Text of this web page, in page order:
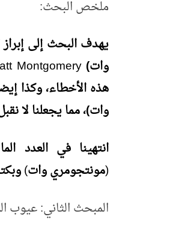
ملخص البحث:
يهدف البحث إلى إبراز
وات)Montgomery
هذه الأخطاء، وكذا
وات)، مما يجعلنا لا
انتهينا في العدد
(مونتجومريوات)
المبحث الثاني: عيوب